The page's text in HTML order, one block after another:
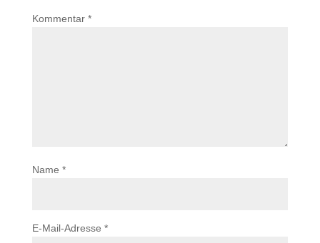
Kommentar *
Name *
E-Mail-Adresse *